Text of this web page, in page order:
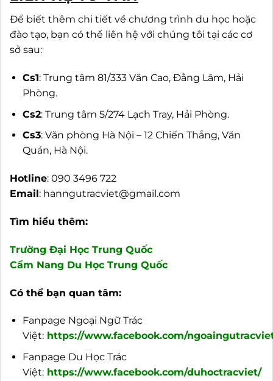
Để biết thêm chi tiết về chương trình du học hoặc
đào tạo, bạn có thể liên hệ với chúng tôi tại các cơ
sở sau:
Cs1: Trung tâm 81/333 Văn Cao, Đằng Lâm, Hải
Phòng.
Cs2: Trung tâm 5/274 Lạch Tray, Hải Phòng.
Cs3: Văn phòng Hà Nội – 12 Chiến Thắng, Văn
Quán, Hà Nội.
Hotline: 090 3496 722
Email: hanngutracviet@gmail.com
Tìm hiểu thêm:
Trường Đại Học Trung Quốc
Cẩm Nang Du Học Trung Quốc
Có thể bạn quan tâm:
Fanpage Ngoại Ngữ Trác
Việt: https://www.facebook.com/
Fanpage Du Học Trác
Việt: https://www.facebook.com/duhoctracviet/